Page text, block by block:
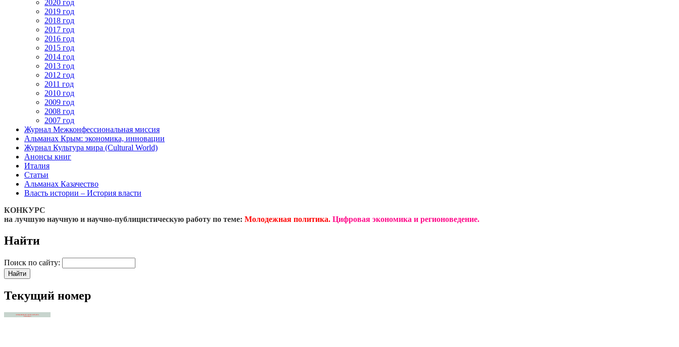
2020 год
2019 год
2018 год
2017 год
2016 год
2015 год
2014 год
2013 год
2012 год
2011 год
2010 год
2009 год
2008 год
2007 год
Журнал Межконфессиональная миссия
Альманах Крым: экономика, инновации
Журнал Культура мира (Cultural World)
Анонсы книг
Италия
Статьи
Альманах Казачество
Власть истории – История власти
КОНКУРС
на лучшую научную и научно-публицистическую работу по теме: Молодежная политика. Цифровая экономика и регионоведение.
Найти
Поиск по сайту:
Текущий номер